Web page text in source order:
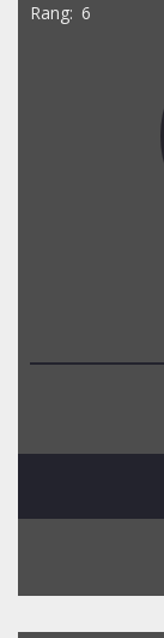
Rang 6